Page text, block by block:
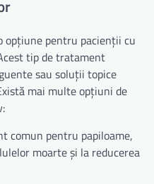
opțiune pentru pacienții cu
tip de tratament
sau soluții topice
mai multe opțiuni de
comun pentru papiloame,
moarte și la reducerea